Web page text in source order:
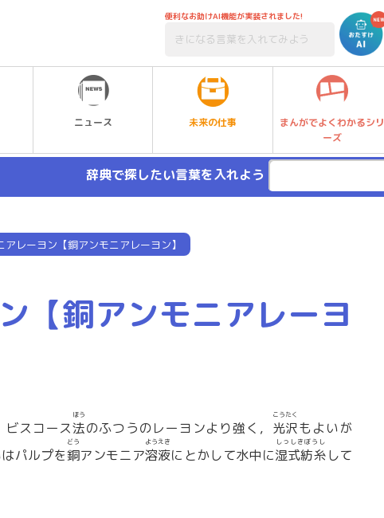
便利なお助けAI機能が実装されました!
ニュース 未来の仕事
まんがでよくわかるシリ
ーズ
辞典で探したい言葉を入れよう
アレーヨン【銅アンモニアレーヨン】
【銅アンモニアレーヨ
ビスコース法
ほう
のふつうのレーヨンより強く， 光沢
こうたく
もよいが
パルプを銅
どう
アンモニア溶液
ようえき
にとかして水中に湿式紡糸
しっしきぼうし
して